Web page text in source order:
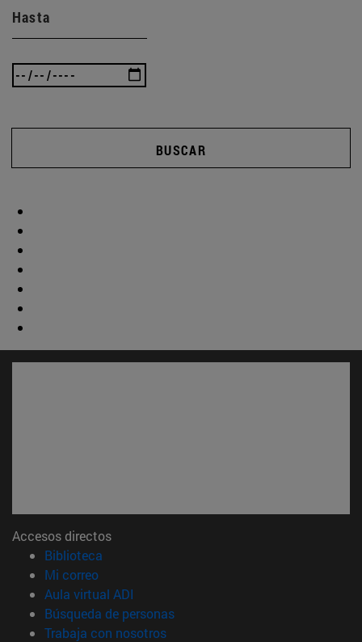
Hasta
BUSCAR
Accesos directos
Biblioteca
Mi correo(abre en nueva ventana)
Aula virtual ADI
Búsqueda de personas(abre en nueva ventana)
Trabaja con nosotros(abre en nueva ventana)